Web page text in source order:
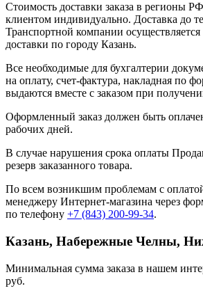
Стоимость доставки заказа в регионы
клиентом индивидуально. Доставка до
Транспортной компании осуществляется
доставки по городу Казань.
Все необходимые для бухгалтерии
на оплату, счет-фактура, накладная по
выдаются вместе с заказом при
Оформленный заказ должен быть
рабочих дней.
В случае нарушения срока оплаты
резерв заказанного товара.
По всем возникшим проблемам с оплатой
менеджеру Интернет-магазина через
по телефону +7 (843) 200-99-34.
Казань, Набережные Челны,
Минимальная сумма заказа в нашем
руб.